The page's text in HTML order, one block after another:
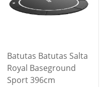
Batutas Batutas Salta
Royal Baseground
Sport 396cm